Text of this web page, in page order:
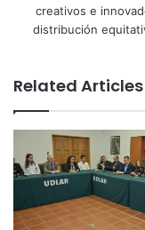
creativos e
distribución
Related Articles